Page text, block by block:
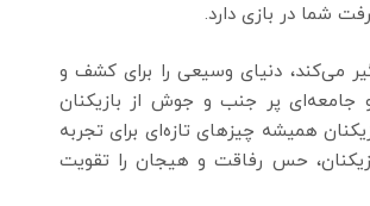
شما در بازی دارد.
می‌کند، دنیای وسیعی را برای کشف و
جامعه‌ای پر جنب و جوش از بازیکنان
همیشه چیزهای تازه‌ای برای تجربه
حس رفاقت و هیجان را تقویت